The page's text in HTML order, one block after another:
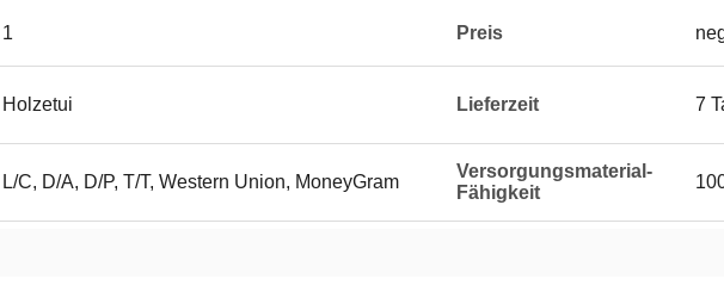
1 Preis
Holzetui Lieferzeit 7
L/C, D/A, D/P, T/T, Western Union, MoneyGram
Versorgungsmaterial-
Fähigkeit